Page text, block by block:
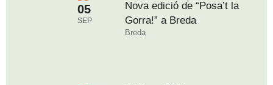
05
SEP
Nova edició de “Posa’t la
Gorra!” a Breda
Breda